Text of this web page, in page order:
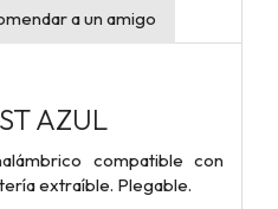
a un amigo
AZUL
compatible con
extraíble. Plegable.